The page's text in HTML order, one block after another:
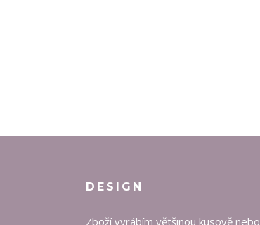
DESIGN
Zboží vyrábím většinou kusově nebo